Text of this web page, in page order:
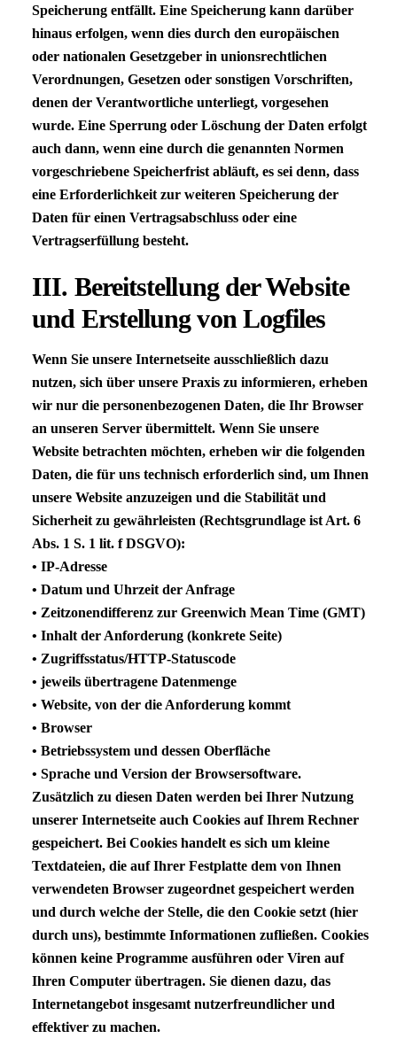
Speicherung entfällt. Eine Speicherung kann darüber
hinaus erfolgen, wenn dies durch den europäischen
oder nationalen Gesetzgeber in unionsrechtlichen
Verordnungen, Gesetzen oder sonstigen Vorschriften,
denen der Verantwortliche unterliegt, vorgesehen
wurde. Eine Sperrung oder Löschung der Daten erfolgt
auch dann, wenn eine durch die genannten Normen
vorgeschriebene Speicherfrist abläuft, es sei denn, dass
eine Erforderlichkeit zur weiteren Speicherung der
Daten für einen Vertragsabschluss oder eine
Vertragserfüllung besteht.
III. Bereitstellung der Website
und Erstellung von Logfiles
Wenn Sie unsere Internetseite ausschließlich dazu
nutzen, sich über unsere Praxis zu informieren, erheben
wir nur die personenbezogenen Daten, die Ihr Browser
an unseren Server übermittelt. Wenn Sie unsere
Website betrachten möchten, erheben wir die folgenden
Daten, die für uns technisch erforderlich sind, um Ihnen
unsere Website anzuzeigen und die Stabilität und
Sicherheit zu gewährleisten (Rechtsgrundlage ist Art. 6
Abs. 1 S. 1 lit. fDSGVO):
• IP-Adresse
• Datum und Uhrzeit der Anfrage
• Zeitzonendifferenz zur Greenwich Mean Time (GMT)
• Inhalt der Anforderung (konkrete Seite)
• Zugriffsstatus/HTTP-Statuscode
• jeweils übertragene Datenmenge
• Website, von der die Anforderung kommt
• Browser
• Betriebssystem und dessen Oberfläche
• Sprache und Version der Browsersoftware.
Zusätzlich zu diesen Daten werden bei Ihrer Nutzung
unserer Internetseite auch Cookies auf Ihrem Rechner
gespeichert. Bei Cookies handelt es sich um kleine
Textdateien, die auf Ihrer Festplatte dem von Ihnen
verwendeten Browser zugeordnet gespeichert werden
und durch welche der Stelle, die den Cookie setzt (hier
durch uns), bestimmte Informationen zufließen. Cookies
können keine Programme ausführen oder Viren auf
Ihren Computer übertragen. Sie dienen dazu, das
Internetangebot insgesamt nutzerfreundlicher und
effektiver zu machen.